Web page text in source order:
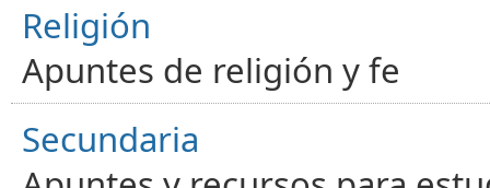
Religión
Apuntes de religión y fe
Secundaria